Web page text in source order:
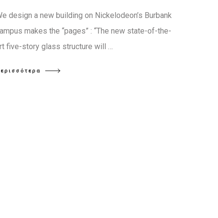
design a new building on Nickelodeon’s Burbank
makes the “pages” : “The new state-of-the-
five-story glass structure will …